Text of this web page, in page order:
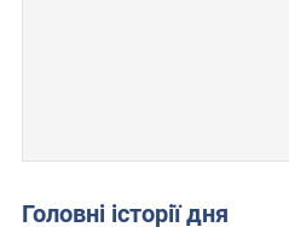
Головні історії дня